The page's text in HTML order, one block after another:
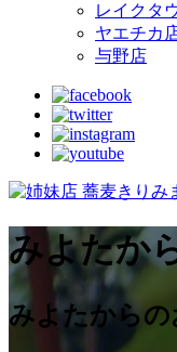
レイクタ
ヤエチカ
与野店
みよたか
みよたからの